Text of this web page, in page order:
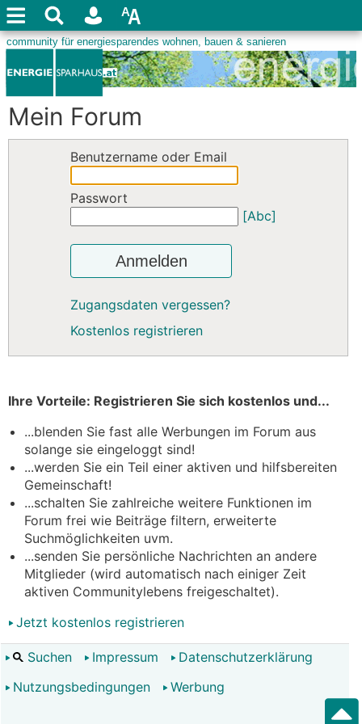
Mein Forum
Benutzername oder Email
Passwort
[Abc]
Anmelden
Zugangsdaten vergessen?
Kostenlos registrieren
Ihre Vorteile: Registrieren Sie sich kostenlos und...
...blenden Sie fast alle Werbungen im Forum aus
solange sie eingeloggt sind!
...werden Sie ein Teil einer aktiven und hilfsbereiten
Gemeinschaft!
...schalten Sie zahlreiche weitere Funktionen im
Forum frei wie Beiträge filtern, erweiterte
Suchmöglichkeiten uvm.
...senden Sie persönliche Nachrichten an andere
Mitglieder (wird automatisch nach einiger Zeit
aktiven Communitylebens freigeschaltet).
Jetzt kostenlos registrieren
Suchen Impressum
Datenschutzerklärung
Nutzungsbedingungen
Werbung